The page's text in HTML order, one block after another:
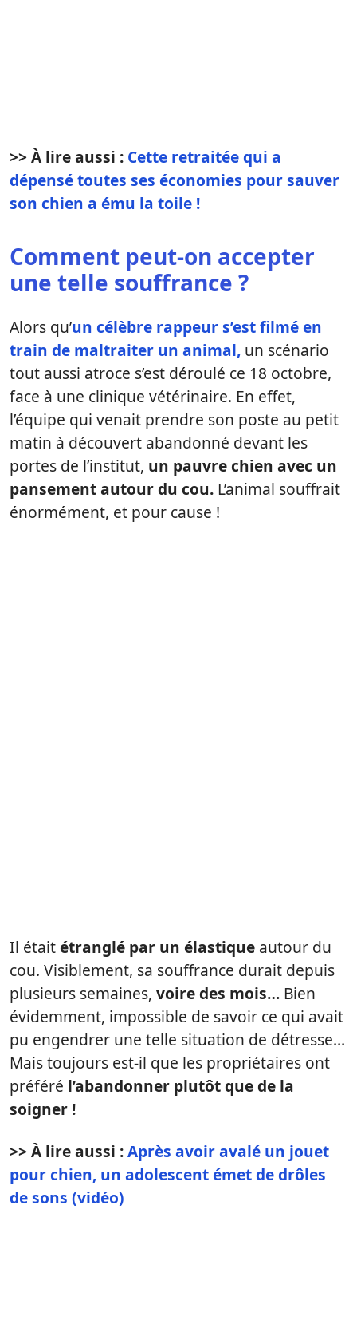
>> À lire aussi : Cette retraitée qui a
dépensé toutes ses économies pour sauver
son chien a ému la toile !
Comment peut-on accepter
une telle souffrance ?
Alors qu’un célèbre rappeur s’est filmé en
train de maltraiter un animal, un scénario
tout aussi atroce s’est déroulé ce 18 octobre,
face à une clinique vétérinaire. En effet,
l’équipe qui venait prendre son poste au petit
matin à découvert abandonné devant les
portes de l’institut, un pauvre chien avec un
pansement autour du cou. L’animal souffrait
énormément, et pour cause !
Il étaitétranglé par un élastique autour du
cou. Visiblement, sa souffrance durait depuis
plusieurs semaines, voire des mois… Bien
évidemment, impossible de savoir ce qui avait
pu engendrer une telle situation de détresse…
Mais toujours est-il que les propriétaires ont
préféré l’abandonner plutôt que de la
soigner !
>> À lire aussi :Après avoir avalé un jouet
pour chien, un adolescent émet de drôles
de sons (vidéo)